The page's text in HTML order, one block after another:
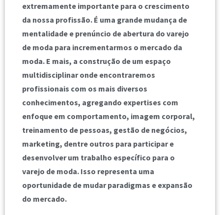
extremamente importante para o crescimento
da nossa profissão. É uma grande mudança de
mentalidade e prenúncio de abertura do varejo
de moda para incrementarmos o mercado da
moda. E mais, a construção de um espaço
multidisciplinar onde encontraremos
profissionais com os mais diversos
conhecimentos, agregando expertises com
enfoque em comportamento, imagem corporal,
treinamento de pessoas, gestão de negócios,
marketing, dentre outros para participar e
desenvolver um trabalho específico para o
varejo de moda. Isso representa uma
oportunidade de mudar paradigmas e expansão
do mercado.